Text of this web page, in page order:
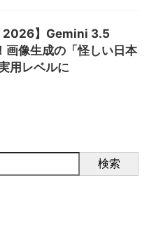
2026】Gemini 3.5
画像生成の「怪しい日本
用レベルに
検索